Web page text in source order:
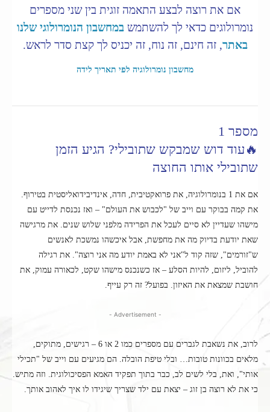
אם את רוצה לבצע התאמה זוגית בין שני מספרים
נומרולוגים כדאי לך להשתמש במחשבון הנומרולוגי שלנו
באתר, זה חינם, זה נוח, זה יכניס לך קצת סדר לראש.
מחשבון נומרולוגיה לפי תאריך לידה
מספר 1
🔥עוד דוש שמבקש שתובילי? הגיע הזמן
שתובילי אותו החוצה
אם את 1 בנומרולוגיה, את פרואקטיבית, חדה, אינדיבידואליסטית בטירוף.
את קמה בבוקר עם וייב של "לכבוש את העולם" – ואז נכנסת לדייט עם
מישהו שעדיין לא סיים לעכל את הפרידה מלפני שלוש שנים. את מרגישה
שאת יודעת בדיוק מה את מחפשת, אבל איכשהו נמשכת לאנשים
ש"זורמים", שזה קוד ל"אני לא באמת יודע מה אני רוצה". את רגילה
להוביל, ליזום, להיות הסלע – אז כשנכנס מישהו שקט, לכאורה עמוק, את
חושבת שמצאת את האיזון. בפועל? זה רק עייף.
- Advertisement -
לרוב, את נשאבת לגברים עם מספרים כמו 2 או 6 – רגישים, מתוקים,
מלאים בכוונות טובות… ובלי טיפת הובלה. הם מגיעים עם וייב של "תכילי
אותי", ואת, בלי לשים לב, כבר בתוך תפקיד האמא הפסיכולוגית. וזה מתיש.
כי את לא רוצה בן זוג – יצאת עם ילד שצריך שיגידו לו איך לאהוב אותך.